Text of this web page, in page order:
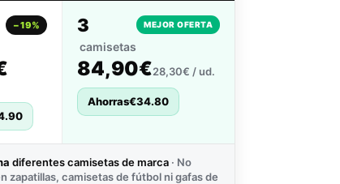
−19% 3
camisetas
MEJOR OFERTA
84,90€28,30€ / ud.
Ahorras€34.80
diferentes camisetas de marca · No
zapatillas, camisetas de fútbol ni gafas de